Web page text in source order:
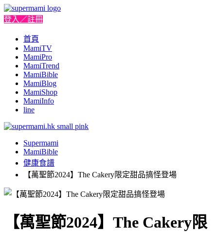
登入／註冊
首頁
MamiTV
MamiPro
MamiTrend
MamiBible
MamiBlog
MamiShop
MamiInfo
line
Supermami
MamiBible
健康食譜
【萬聖節2024】The Cakery限定甜品搞怪登場
【萬聖節2024】The Cakery限